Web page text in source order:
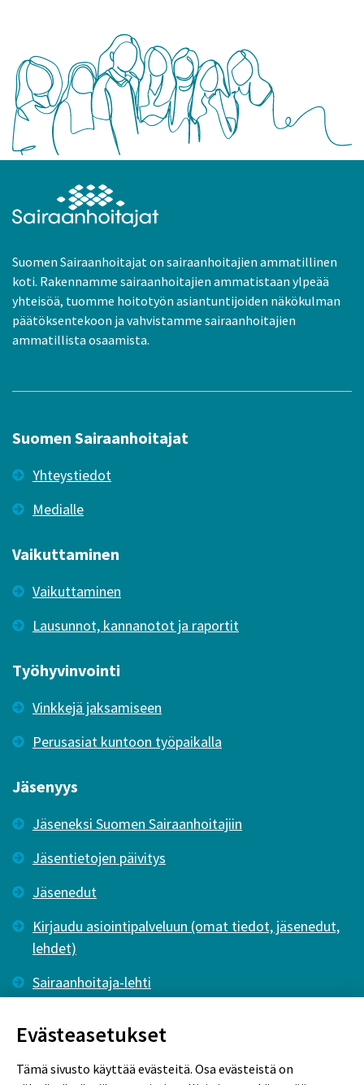
Suomen Sairaanhoitajat on sairaanhoitajien ammatillinen
koti. Rakennamme sairaanhoitajien ammatistaan ylpeää
yhteisöä, tuomme hoitotyön asiantuntijoiden näkökulman
päätöksentekoon ja vahvistamme sairaanhoitajien
ammatillista osaamista.
Suomen Sairaanhoitajat
Yhteystiedot
Medialle
Vaikuttaminen
Vaikuttaminen
Lausunnot, kannanotot ja raportit
Työhyvinvointi
Vinkkejä jaksamiseen
Perusasiat kuntoon työpaikalla
Jäsenyys
Jäseneksi Suomen Sairaanhoitajiin
Jäsentietojen päivitys
Jäsenedut
Kirjaudu asiointipalveluun (omat tiedot, jäsenedut,
lehdet)
Sairaanhoitaja-lehti
Evästeasetukset
Tämä sivusto käyttää evästeitä. Osa evästeistä on